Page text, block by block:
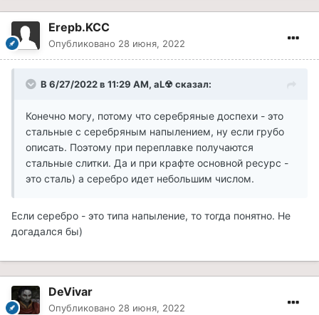
Erepb.KCC
Опубликовано 28 июня, 2022
В 6/27/2022 в 11:29 AM, aL☢ сказал:
Конечно могу, потому что серебряные доспехи - это
стальные с серебряным напылением, ну если грубо
описать. Поэтому при переплавке получаются
стальные слитки. Да и при крафте основной ресурс -
это сталь) а серебро идет небольшим числом.
Если серебро - это типа напыление, то тогда понятно. Не
догадался бы)
DeVivar
Опубликовано 28 июня, 2022